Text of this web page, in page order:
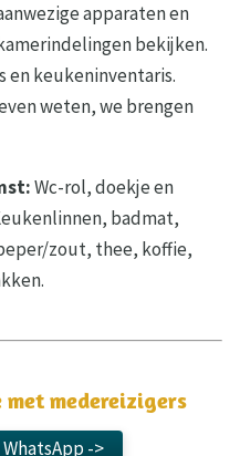
apparaten en
bekijken.
en keukeninventaris.
weten, we brengen
Wc-rol, doekje en
badmat,
zout, thee, koffie,
medereizigers
WhatsApp ->